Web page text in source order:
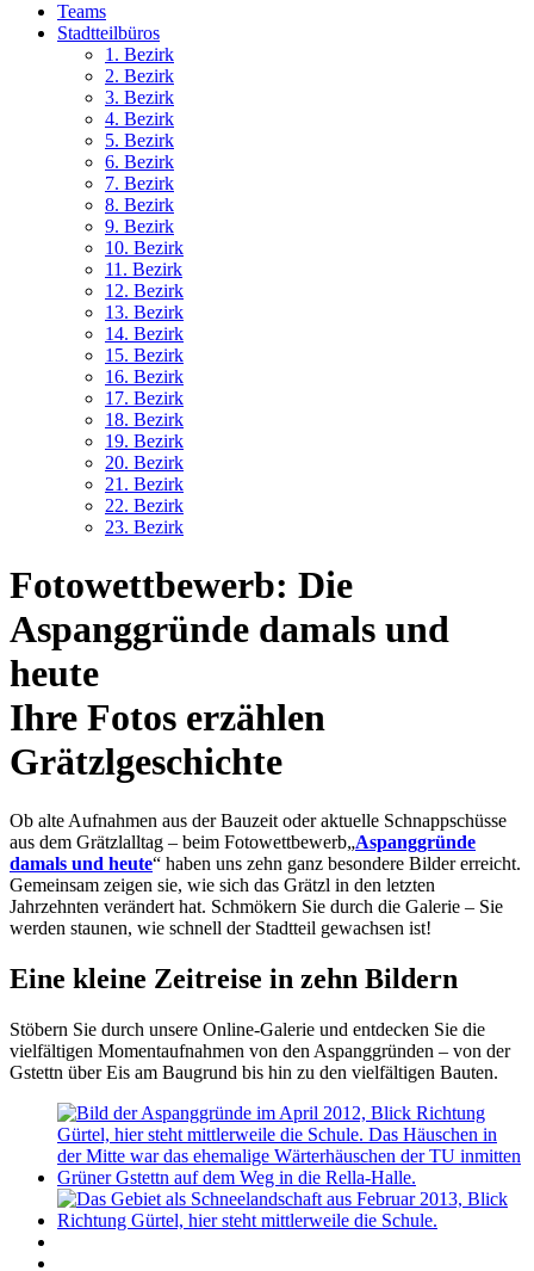
Teams
Stadtteilbüros
1. Bezirk
2. Bezirk
3. Bezirk
4. Bezirk
5. Bezirk
6. Bezirk
7. Bezirk
8. Bezirk
9. Bezirk
10. Bezirk
11. Bezirk
12. Bezirk
13. Bezirk
14. Bezirk
15. Bezirk
16. Bezirk
17. Bezirk
18. Bezirk
19. Bezirk
20. Bezirk
21. Bezirk
22. Bezirk
23. Bezirk
Fotowettbewerb: Die
Aspanggründe damals und
heute
Ihre Fotos erzählen
Grätzlgeschichte
Ob alte Aufnahmen aus der Bauzeit oder aktuelle Schnappschüsse
aus dem Grätzlalltag – beim Fotowettbewerb„Aspanggründe
damals und heute“ haben uns zehn ganz besondere Bilder erreicht.
Gemeinsam zeigen sie, wie sich das Grätzl in den letzten
Jahrzehnten verändert hat. Schmökern Sie durch die Galerie – Sie
werden staunen, wie schnell der Stadtteil gewachsen ist!
Eine kleine Zeitreise in zehn Bildern
Stöbern Sie durch unsere Online-Galerie und entdecken Sie die
vielfältigen Momentaufnahmen von den Aspanggründen – von der
Gstettn über Eis am Baugrund bis hin zu den vielfältigen Bauten.